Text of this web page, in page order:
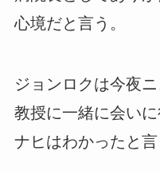
心境だと言う。
ジョンロクは今夜
教授に一緒に会いに
ナヒはわかったと言